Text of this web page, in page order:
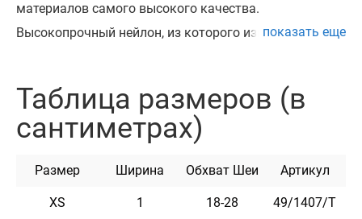
материалов самого высокого качества.
Высокопрочный нейлон, из которого изготовлен
Ошейник укомплектован пластиковой пряжкой,
которая раскрывается при натяжении.
воды. Он практичен и неприхотлив в уходе.
Доступен в разных расцветках.
показать еще
Таблица размеров (в
сантиметрах)
Размер Ширина Обхват Шеи Артикул
XS 1 18-28 49/1407/Т